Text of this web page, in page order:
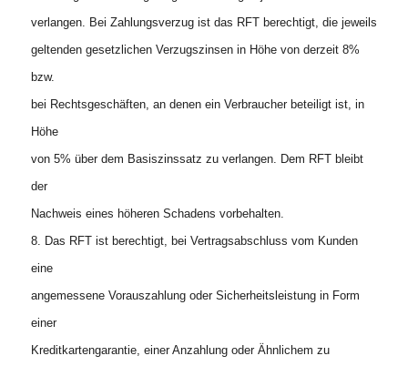
verlangen. Bei Zahlungsverzug ist das RFT berechtigt, die jeweils
geltenden gesetzlichen Verzugszinsen in Höhe von derzeit 8%
bzw.
bei Rechtsgeschäften, an denen ein Verbraucher beteiligt ist, in
Höhe
von 5% über dem Basiszinssatz zu verlangen. Dem RFT bleibt
der
Nachweis eines höheren Schadens vorbehalten.
8. Das RFT ist berechtigt, bei Vertragsabschluss vom Kunden
eine
angemessene Vorauszahlung oder Sicherheitsleistung in Form
einer
Kreditkartengarantie, einer Anzahlung oder Ähnlichem zu